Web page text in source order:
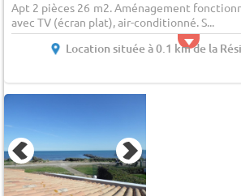
Apt 2 pièces 26 m2. Aménagement
avec TV (écran plat), air-conditionné. S...
Location située à 0.1 km de la